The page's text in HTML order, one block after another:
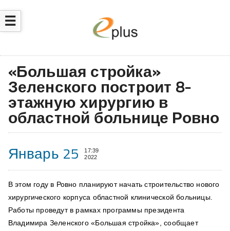
☰
«Большая стройка»
Зеленского построит 8-
этажную хирургию в
областной больнице Ровно
Январь 25
17:39
2022
В этом году в Ровно планируют начать строительство нового
хирургического корпуса областной клинической больницы.
Работы проведут в рамках программы президента
Владимира Зеленского «Большая стройка»,сообщает